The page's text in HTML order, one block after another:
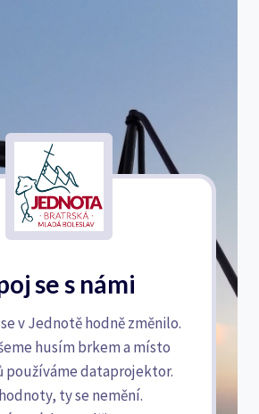
se s námi
v Jednotě hodně změnilo.
husím brkem a místo
používáme dataprojektor.
ty se nemění.